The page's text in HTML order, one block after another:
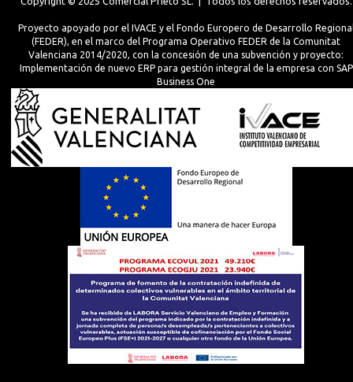
Proyecto apoyado por el IVACE y el Fondo Europero de Desarrollo
(FEDER), en el marco del Programa Operativo FEDER de la Comunitat
Valenciana 2014/2020, con la concesión de una subvención y proyecto:
Implementación de nuevo ERP para gestión integral de la empresa con SAP
Business One